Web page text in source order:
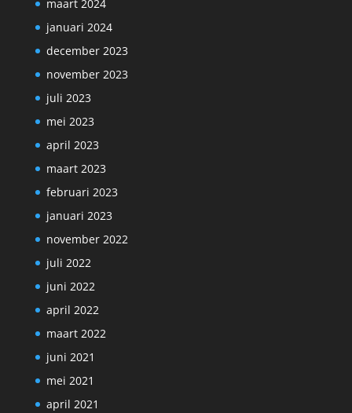
maart 2024
januari 2024
december 2023
november 2023
juli 2023
mei 2023
april 2023
maart 2023
februari 2023
januari 2023
november 2022
juli 2022
juni 2022
april 2022
maart 2022
juni 2021
mei 2021
april 2021